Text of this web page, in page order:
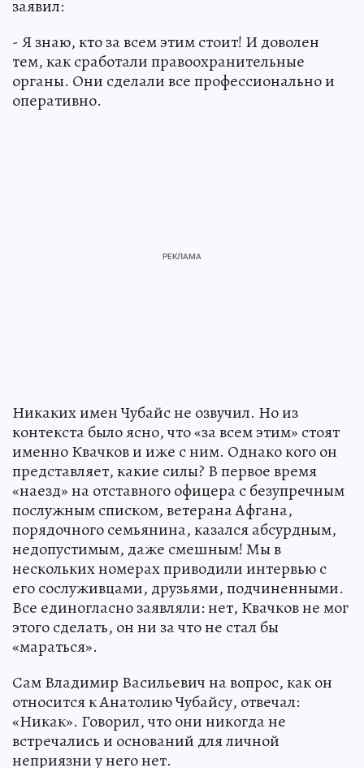
заявил:
- Я знаю, кто за всем этим стоит! И доволен
тем, как сработали правоохранительные
органы. Они сделали все профессионально и
оперативно.
Никаких имен Чубайс не озвучил. Но из
контекста было ясно, что «за всем этим» стоят
именно Квачков и иже с ним. Однако кого он
представляет, какие силы? В первое время
«наезд» на отставного офицера с безупречным
послужным списком, ветерана Афгана,
порядочного семьянина, казался абсурдным,
недопустимым, даже смешным! Мы в
нескольких номерах приводили интервью с
его сослуживцами, друзьями, подчиненными.
Все единогласно заявляли: нет, Квачков не мог
этого сделать, он ни за что не стал бы
«мараться».
Сам Владимир Васильевич на вопрос, как он
относится к Анатолию Чубайсу, отвечал:
«Никак». Говорил, что они никогда не
встречались и оснований для личной
неприязни у него нет.